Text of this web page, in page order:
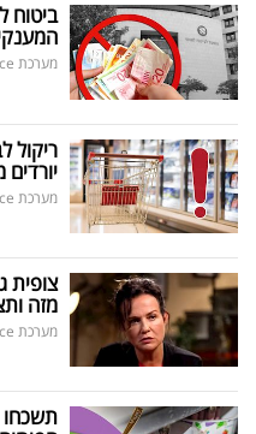
ביטוח
מערכת ice
ריקול
מערכת ice
צופית
מזה
מערכת ice